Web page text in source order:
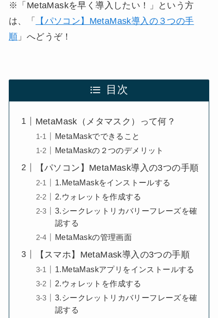
※「MetaMaskを早く導入したい！」という方
は、「
【パソコン】MetaMask導入の３つの手
順 」へどうぞ！
目次
MetaMask（メタマスク）って何？
MetaMaskでできること
MetaMaskの２つのデメリット
【パソコン】MetaMask導入の3つの手順
1.MetaMaskをインストールする
2.ウォレットを作成する
3.シークレットリカバリーフレーズを確
認する
MetaMaskの管理画面
【スマホ】MetaMask導入の3つの手順
1.MetaMaskアプリをインストールする
2.ウォレットを作成する
3.シークレットリカバリーフレーズを確
認する